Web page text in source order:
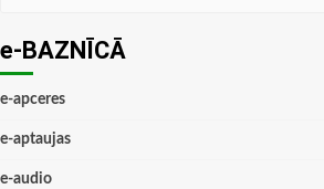
e-BAZNĪCĀ
e-apceres
e-aptaujas
e-audio